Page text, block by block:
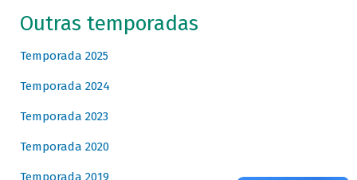
Outras temporadas
Temporada 2025
Temporada 2024
Temporada 2023
Temporada 2020